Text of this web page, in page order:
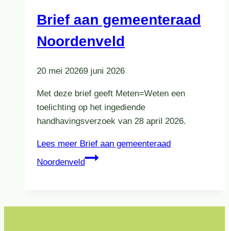
Brief aan gemeenteraad
Noordenveld
20 mei 20269 juni 2026
Met deze brief geeft Meten=Weten een
toelichting op het ingediende
handhavingsverzoek van 28 april 2026.
Lees meer Brief aan gemeenteraad
Noordenveld